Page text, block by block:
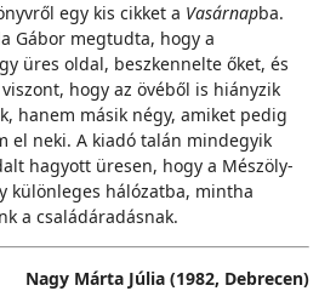
egy kis cikket a Vasárnapba.
Gábor megtudta, hogy a
üres oldal, beszkennelte őket, és
hogy az övéből is hiányzik
hanem másik négy, amiket pedig
el neki. A kiadó talán mindegyik
hagyott üresen, hogy a Mészöly-
különleges hálózatba, mintha
a családáradásnak.
Nagy Márta Júlia (1982, Debrecen)